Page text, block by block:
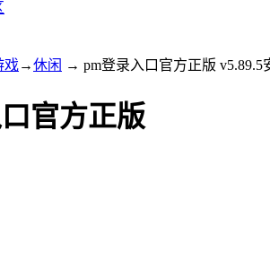
戏→休闲 → pm登录入口官方正版 v5.89.5
官方正版